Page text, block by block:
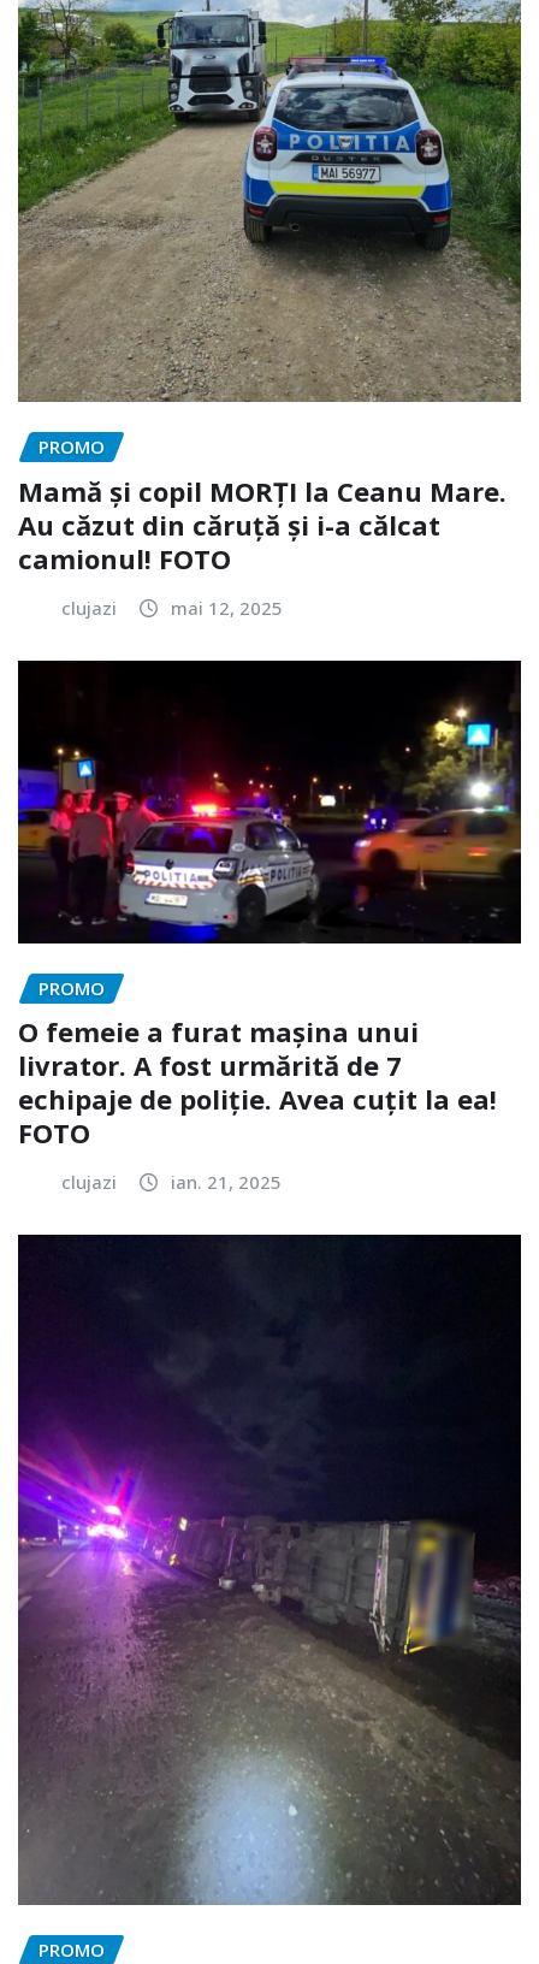
PROMO
Mamă și copil MORȚI la Ceanu Mare.
Au căzut din căruță și i-a călcat
camionul! FOTO
clujazi mai 12, 2025
PROMO
O femeie a furat mașina unui
livrator. A fost urmărită de 7
echipaje de poliție. Avea cuțit la ea!
FOTO
clujazi ian. 21, 2025
PROMO